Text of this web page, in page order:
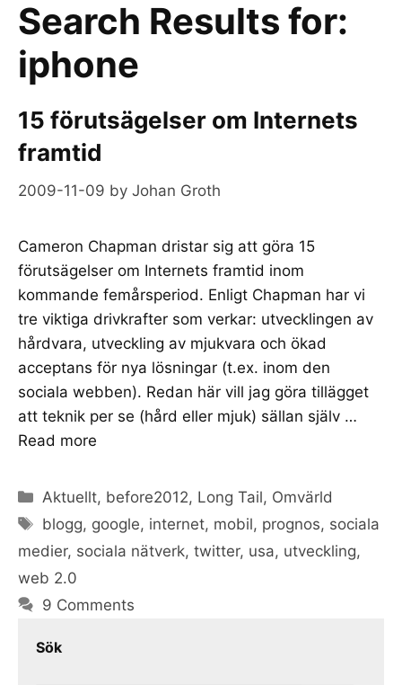
Search Results for:
iphone
15 förutsägelser om Internets
framtid
2009-11-09 by Johan Groth
Cameron Chapman dristar sig att göra 15
förutsägelser om Internets framtid inom
kommande femårsperiod. Enligt Chapman har vi
tre viktiga drivkrafter som verkar: utvecklingen av
hårdvara, utveckling av mjukvara och ökad
acceptans för nya lösningar (t.ex. inom den
sociala webben). Redan här vill jag göra tillägget
att teknik per se (hård eller mjuk) sällan själv …
Read more
Categories
Aktuellt, before2012, Long Tail, Omvärld
Tags
blogg, google, internet, mobil, prognos, sociala
medier, sociala nätverk, twitter, usa, utveckling,
web 2.0
9 Comments
Sök